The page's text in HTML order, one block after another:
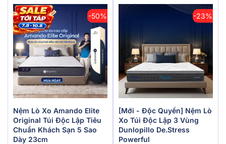
-50%
Nệm Lò Xo Amando Elite
Original Túi Độc Lập Tiêu
Chuẩn Khách Sạn 5 Sao
Dày 23cm
-23%
[Mới - Độc Quyền] Nệm Lò
Xo Túi Độc Lập 3 Vùng
Dunlopillo De.Stress
Powerful